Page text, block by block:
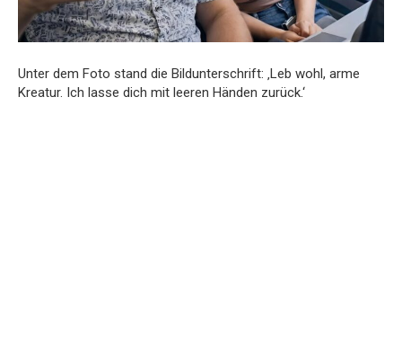
Unter dem Foto stand die Bildunterschrift: ‚Leb wohl, arme
Kreatur. Ich lasse dich mit leeren Händen zurück.‘